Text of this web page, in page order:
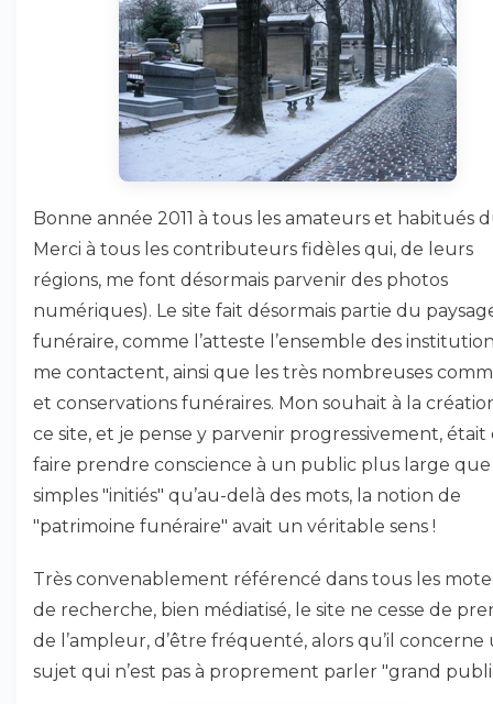
Bonne année 2011 à tous les amateurs et habitués
Merci à tous les contributeurs fidèles qui, de leurs
régions, me font désormais parvenir des photos
numériques). Le site fait désormais partie du
funéraire, comme l’atteste l’ensemble des
me contactent, ainsi que les très nombreuses
et conservations funéraires. Mon souhait à la
ce site, et je pense y parvenir progressivement, était
faire prendre conscience à un public plus large que
simples "initiés" qu’au-delà des mots, la notion de
"patrimoine funéraire" avait un véritable sens !
Très convenablement référencé dans tous les
de recherche, bien médiatisé, le site ne cesse de
de l’ampleur, d’être fréquenté, alors qu’il concerne
sujet qui n’est pas à proprement parler "grand